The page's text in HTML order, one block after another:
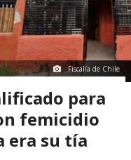
Fiscalía de Chile
para
femicidio
era su tía